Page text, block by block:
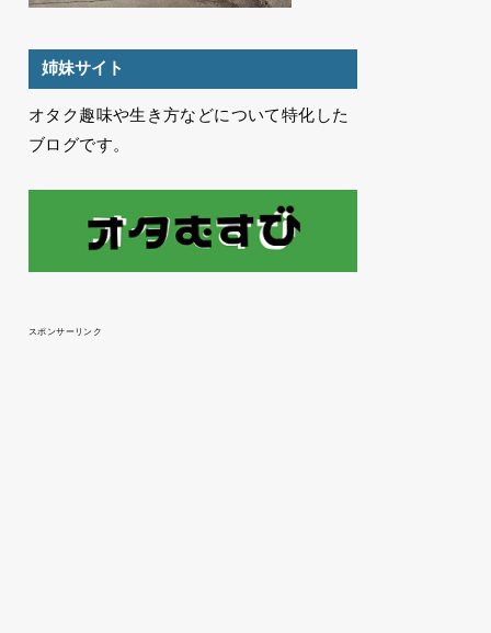
姉妹サイト
オタク趣味や生き方などについて特化した
ブログです。
スポンサーリンク